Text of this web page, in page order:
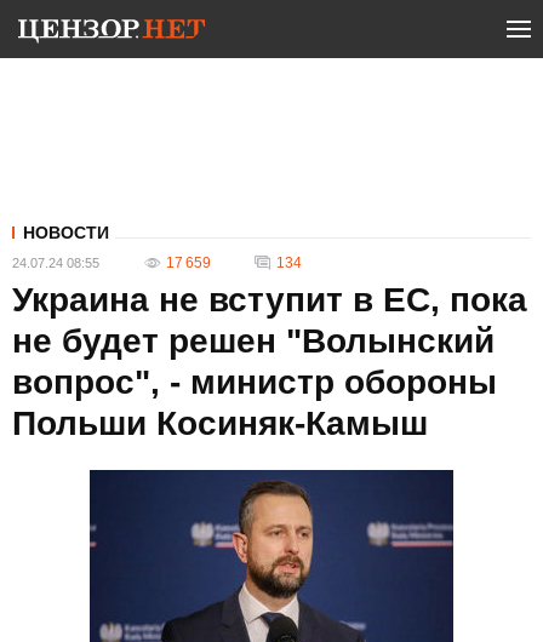
НОВОСТИ
24.07.24 08:55 17 659 134
Украина не вступит в ЕС, пока
не будет решен "Волынский
вопрос", - министр обороны
Польши Косиняк-Камыш